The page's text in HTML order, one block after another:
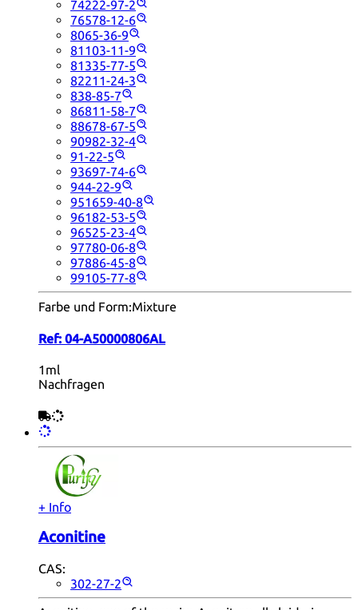
74222-97-2
76578-12-6
8065-36-9
81103-11-9
81335-77-5
82211-24-3
838-85-7
86811-58-7
88678-67-5
90982-32-4
91-22-5
93697-74-6
944-22-9
951659-40-8
96182-53-5
96525-23-4
97780-06-8
97886-45-8
99105-77-8
Farbe und Form:Mixture
Ref: 04-A50000806AL
1ml
Nachfragen
+ Info
Aconitine
CAS:
302-27-2